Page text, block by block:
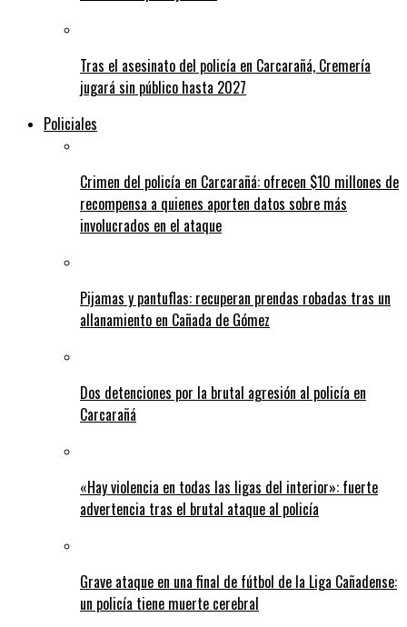
Tras el asesinato del policía en Carcarañá, Cremería
jugará sin público hasta 2027
Policiales
Crimen del policía en Carcarañá: ofrecen $10 millones de
recompensa a quienes aporten datos sobre más
involucrados en el ataque
Pijamas y pantuflas: recuperan prendas robadas tras un
allanamiento en Cañada de Gómez
Dos detenciones por la brutal agresión al policía en
Carcarañá
«Hay violencia en todas las ligas del interior»: fuerte
advertencia tras el brutal ataque al policía
Grave ataque en una final de fútbol de la Liga Cañadense:
un policía tiene muerte cerebral